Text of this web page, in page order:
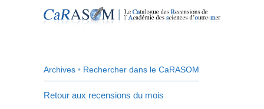
Archives • Rechercher dans le CaRASOM
Retour aux recensions du mois